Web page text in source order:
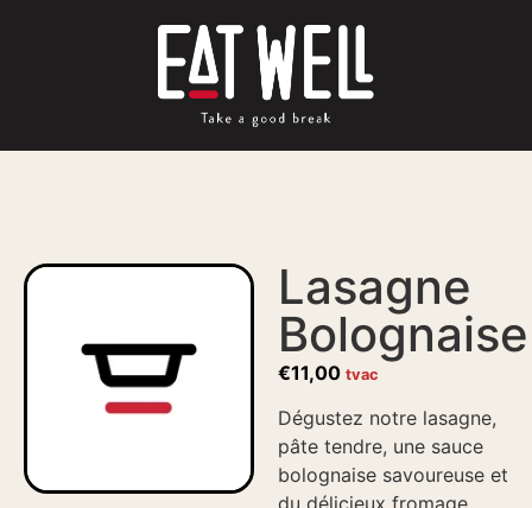
Lasagne
Bolognaise
€11,00 tvac
Dégustez notre lasagne,
pâte tendre, une sauce
bolognaise savoureuse et